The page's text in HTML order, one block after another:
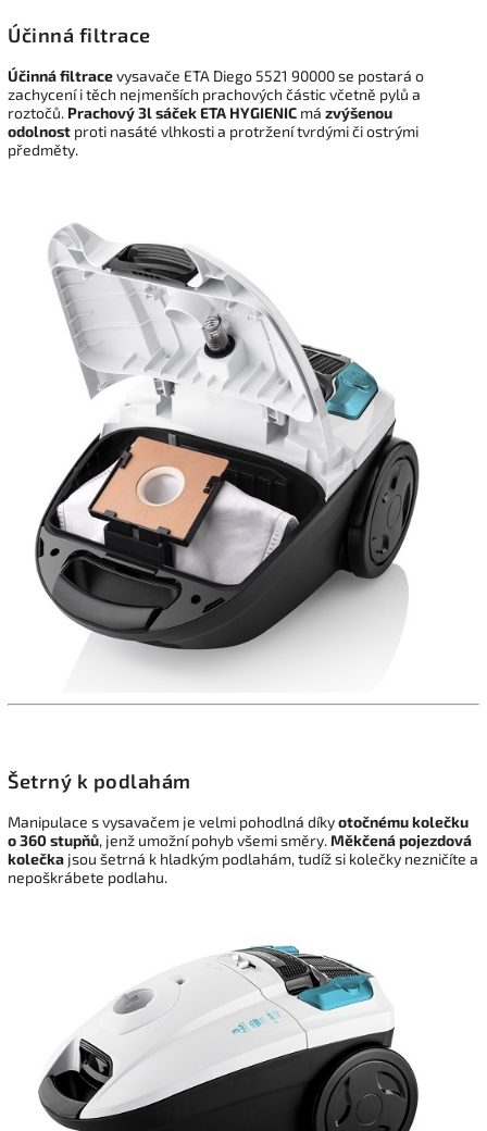
Účinná filtrace
Účinná filtracevysavače ETA Diego 5521 90000 se postará o
zachycení i těch nejmenších prachových částic včetně pylů a
roztočů. Prachový 3l sáček ETA HYGIENIC má zvýšenou
odolnost proti nasáté vlhkosti a protržení tvrdými či ostrými
předměty.
Šetrný k podlahám
Manipulace s vysavačem je velmi pohodlná díkyotočnému kolečku
o 360 stupňů, jenž umožní pohyb všemi směry.Měkčená pojezdová
kolečka jsou šetrná k hladkým podlahám, tudíž si kolečky nezničíte a
nepoškrábete podlahu.